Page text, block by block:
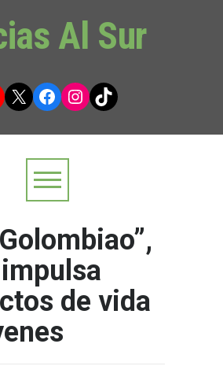
Al Sur
X Facebook
Instagram
TikTok
de vida